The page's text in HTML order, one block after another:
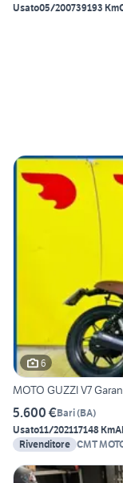
Usato05/200739193 Km
6
MOTO GUZZI V7
5.600 €Bari(BA)
Usato11/202117148 Km
Rivenditore CMT